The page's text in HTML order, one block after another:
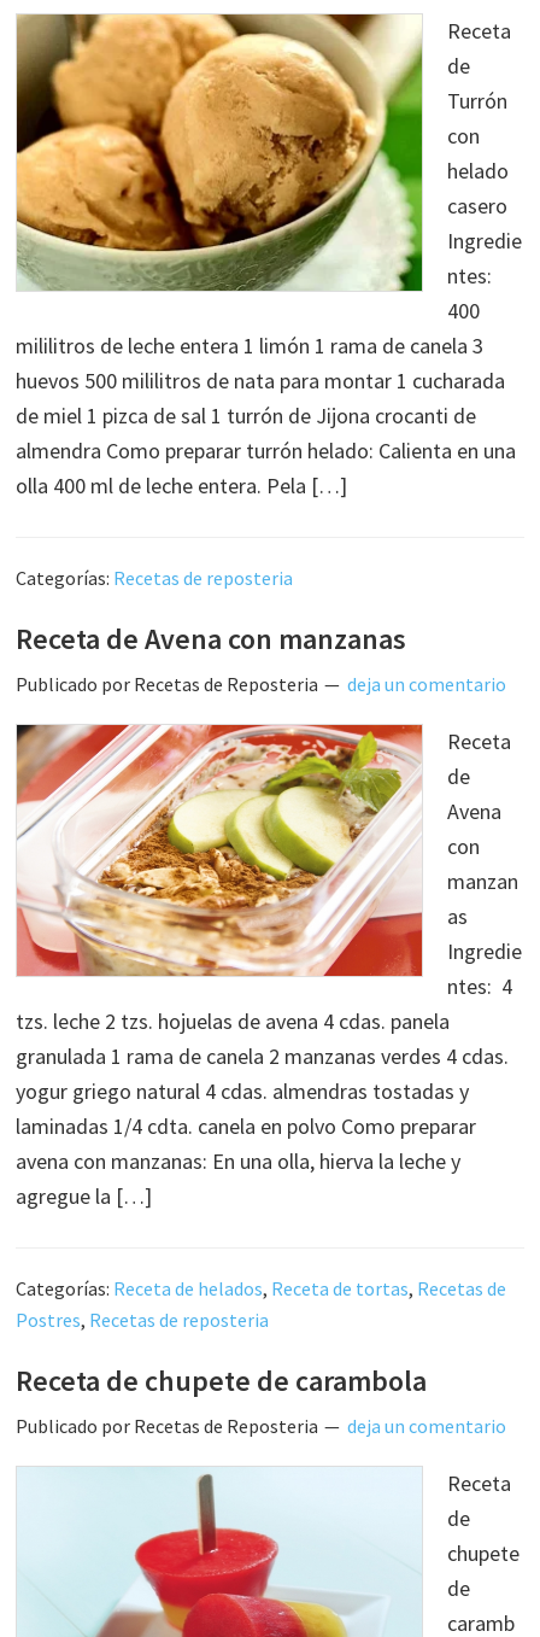
Receta
de
Turrón
con
helado
casero
Ingredie
ntes:
400
mililitros de leche entera 1 limón 1 rama de canela 3
huevos 500 mililitros de nata para montar 1 cucharada
de miel 1 pizca de sal 1 turrón de Jijona crocanti de
almendra Como preparar turrón helado: Calienta en una
olla 400 ml de leche entera. Pela […]
Categorías: Recetas de reposteria
Receta de Avena con manzanas
Publicado por Recetas de Reposteria deja un comentario
Receta
de
Avena
con
manzan
as
Ingredie
ntes: 4
tzs. leche 2 tzs. hojuelas de avena 4 cdas. panela
granulada 1 rama de canela 2 manzanas verdes 4 cdas.
yogur griego natural 4 cdas. almendras tostadas y
laminadas 1/4 cdta. canela en polvo Como preparar
avena con manzanas: En una olla, hierva la leche y
agregue la […]
Categorías: Receta de helados, Receta de tortas, Recetas de
Postres, Recetas de reposteria
Receta de chupete de carambola
Publicado por Recetas de Reposteria deja un comentario
Receta
de
chupete
de
caramb